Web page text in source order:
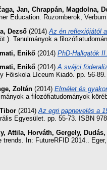
Jan, Chrappán, Magdolna,
Education. Ruzomberok,
Dezső (2014) Az én reflexiójától
Tanulmányok a
Enikő (2014) PhD-Hallgatók
Enikő (2014)A svájci
Főiskola Líceum Kiadó. pp. 56-89.
Zoltán (2014) Elmélet és
a filozófiatudományok
(2014)Az egri papnevelés a
Egyesület. pp. 55-73. ISBN
Attila, Horváth, Gergely,
trends. In: FutureRFID 2014..